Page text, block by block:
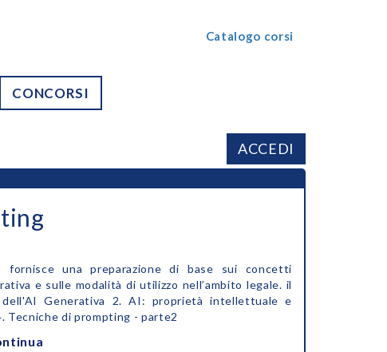
Catalogo corsi
CONCORSI
ACCEDI
una preparazione di base sui concetti
e sulle modalità di utilizzo nell’ambito legale. il
Generativa 2. AI: proprietà intellettuale e
Tecniche di prompting - parte2